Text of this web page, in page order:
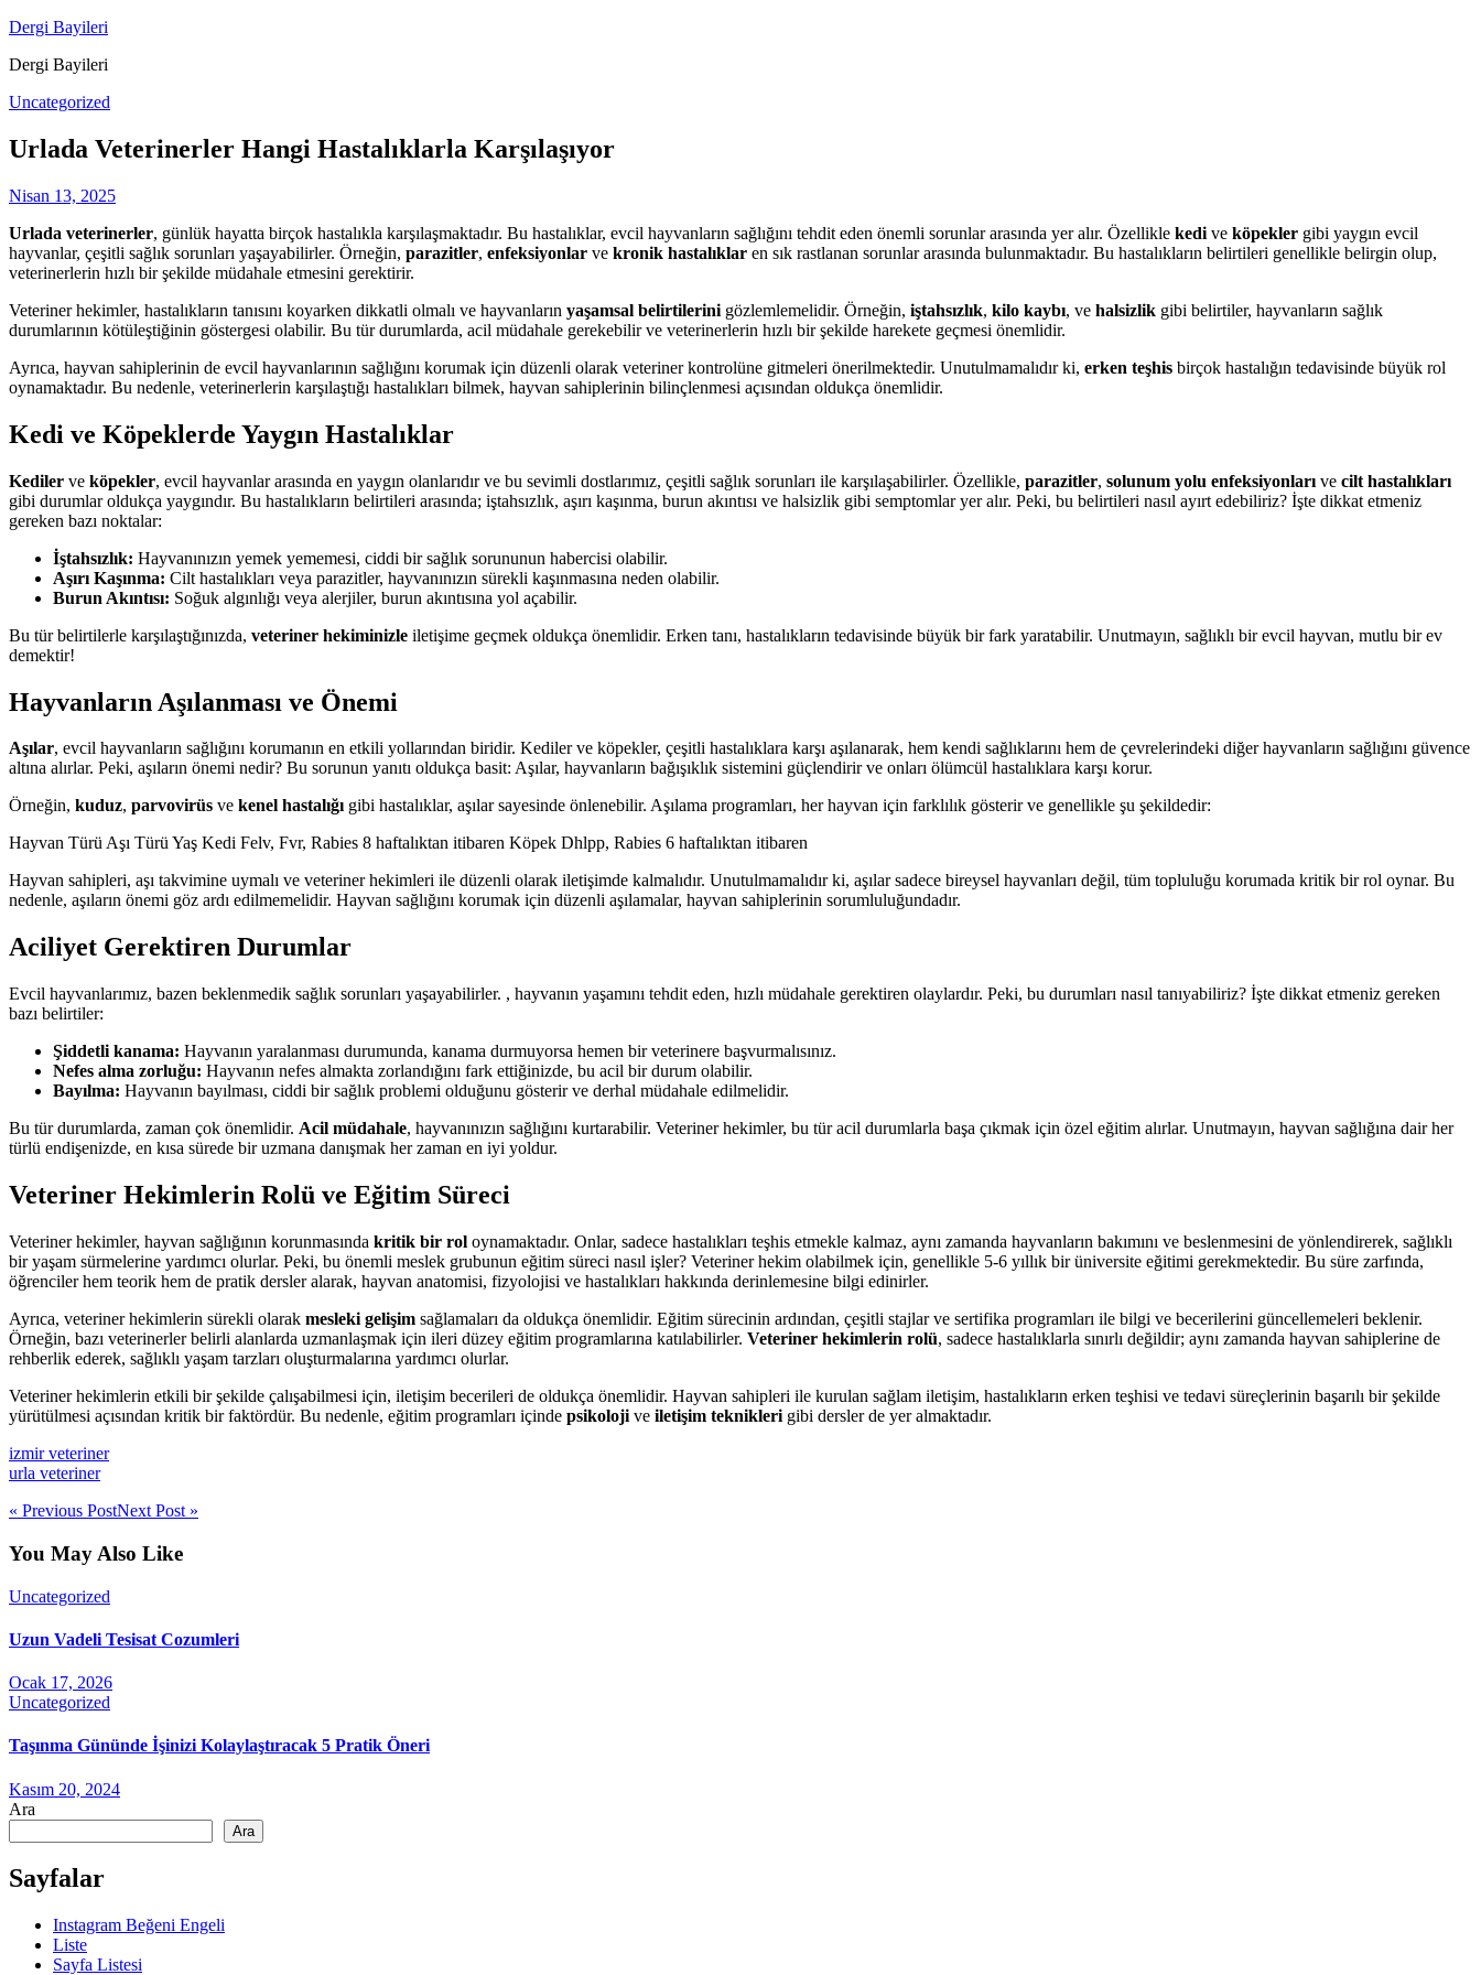
Skip
content
Dergi Bayileri
Dergi Bayileri
Uncategorized
Urlada Veterinerler Hangi Hastalıklarla Karşılaşıyor
Nisan 13, 2025
Urlada veterinerler, günlük hayatta birçok hastalıkla karşılaşmaktadır. Bu hastalıklar, evcil hayvanların sağlığını tehdit eden önemli sorunlar arasında yer alır. Özellikle kedi ve köpekler gibi yaygın evcil
hayvanlar, çeşitli sağlık sorunları yaşayabilirler. Örneğin, parazitler, enfeksiyonlar ve kronik hastalıklar en sık rastlanan sorunlar arasında bulunmaktadır. Bu hastalıkların belirtileri genellikle belirgin olup,
veterinerlerin hızlı bir şekilde müdahale etmesini gerektirir.
Veteriner hekimler, hastalıkların tanısını koyarken dikkatli olmalı ve hayvanların yaşamsal belirtilerini gözlemlemelidir. Örneğin, iştahsızlık, kilo kaybı, ve halsizlik gibi belirtiler, hayvanların sağlık
durumlarının kötüleştiğinin göstergesi olabilir. Bu tür durumlarda, acil müdahale gerekebilir ve veterinerlerin hızlı bir şekilde harekete geçmesi önemlidir.
Ayrıca, hayvan sahiplerinin de evcil hayvanlarının sağlığını korumak için düzenli olarak veteriner kontrolüne gitmeleri önerilmektedir. Unutulmamalıdır ki, erken teşhis birçok hastalığın tedavisinde büyük rol
oynamaktadır. Bu nedenle, veterinerlerin karşılaştığı hastalıkları bilmek, hayvan sahiplerinin bilinçlenmesi açısından oldukça önemlidir.
Kedi ve Köpeklerde Yaygın Hastalıklar
Kediler ve köpekler, evcil hayvanlar arasında en yaygın olanlarıdır ve bu sevimli dostlarımız, çeşitli sağlık sorunları ile karşılaşabilirler. Özellikle, parazitler, solunum yolu enfeksiyonları ve cilt hastalıkları
gibi durumlar oldukça yaygındır. Bu hastalıkların belirtileri arasında; iştahsızlık, aşırı kaşınma, burun akıntısı ve halsizlik gibi semptomlar yer alır. Peki, bu belirtileri nasıl ayırt edebiliriz? İşte dikkat etmeniz
gereken bazı noktalar:
İştahsızlık: Hayvanınızın yemek yememesi, ciddi bir sağlık sorununun habercisi olabilir.
Aşırı Kaşınma: Cilt hastalıkları veya parazitler, hayvanınızın sürekli kaşınmasına neden olabilir.
Burun Akıntısı: Soğuk algınlığı veya alerjiler, burun akıntısına yol açabilir.
Bu tür belirtilerle karşılaştığınızda, veteriner hekiminizle iletişime geçmek oldukça önemlidir. Erken tanı, hastalıkların tedavisinde büyük bir fark yaratabilir. Unutmayın, sağlıklı bir evcil hayvan, mutlu bir ev
demektir!
Hayvanların Aşılanması ve Önemi
Aşılar, evcil hayvanların sağlığını korumanın en etkili yollarından biridir. Kediler ve köpekler, çeşitli hastalıklara karşı aşılanarak, hem kendi sağlıklarını hem de çevrelerindeki diğer hayvanların sağlığını güvence
altına alırlar. Peki, aşıların önemi nedir? Bu sorunun yanıtı oldukça basit: Aşılar, hayvanların bağışıklık sistemini güçlendirir ve onları ölümcül hastalıklara karşı korur.
Örneğin, kuduz, parvovirüs ve kenel hastalığıgibi hastalıklar, aşılar sayesinde önlenebilir. Aşılama programları, her hayvan için farklılık gösterir ve genellikle şu şekildedir:
Hayvan Türü Aşı Türü Yaş Kedi Felv, Fvr, Rabies 8 haftalıktan itibaren Köpek Dhlpp, Rabies 6 haftalıktan itibaren
Hayvan sahipleri, aşı takvimine uymalı ve veteriner hekimleri ile düzenli olarak iletişimde kalmalıdır. Unutulmamalıdır ki, aşılar sadece bireysel hayvanları değil, tüm topluluğu korumada kritik bir rol oynar. Bu
nedenle, aşıların önemi göz ardı edilmemelidir. Hayvan sağlığını korumak için düzenli aşılamalar, hayvan sahiplerinin sorumluluğundadır.
Aciliyet Gerektiren Durumlar
Evcil hayvanlarımız, bazen beklenmedik sağlık sorunları yaşayabilirler. , hayvanın yaşamını tehdit eden, hızlı müdahale gerektiren olaylardır. Peki, bu durumları nasıl tanıyabiliriz? İşte dikkat etmeniz gereken
bazı belirtiler:
Şiddetli kanama: Hayvanın yaralanması durumunda, kanama durmuyorsa hemen bir veterinere başvurmalısınız.
Nefes alma zorluğu: Hayvanın nefes almakta zorlandığını fark ettiğinizde, bu acil bir durum olabilir.
Bayılma: Hayvanın bayılması, ciddi bir sağlık problemi olduğunu gösterir ve derhal müdahale edilmelidir.
Bu tür durumlarda, zaman çok önemlidir. Acil müdahale, hayvanınızın sağlığını kurtarabilir. Veteriner hekimler, bu tür acil durumlarla başa çıkmak için özel eğitim alırlar. Unutmayın, hayvan sağlığına dair her
türlü endişenizde, en kısa sürede bir uzmana danışmak her zaman en iyi yoldur.
Veteriner Hekimlerin Rolü ve Eğitim Süreci
Veteriner hekimler, hayvan sağlığının korunmasında kritik bir rol oynamaktadır. Onlar, sadece hastalıkları teşhis etmekle kalmaz, aynı zamanda hayvanların bakımını ve beslenmesini de yönlendirerek, sağlıklı
bir yaşam sürmelerine yardımcı olurlar. Peki, bu önemli meslek grubunun eğitim süreci nasıl işler? Veteriner hekim olabilmek için, genellikle 5-6 yıllık bir üniversite eğitimi gerekmektedir. Bu süre zarfında,
öğrenciler hem teorik hem de pratik dersler alarak, hayvan anatomisi, fizyolojisi ve hastalıkları hakkında derinlemesine bilgi edinirler.
Ayrıca, veteriner hekimlerin sürekli olarak mesleki gelişim sağlamaları da oldukça önemlidir. Eğitim sürecinin ardından, çeşitli stajlar ve sertifika programları ile bilgi ve becerilerini güncellemeleri beklenir.
Örneğin, bazı veterinerler belirli alanlarda uzmanlaşmak için ileri düzey eğitim programlarına katılabilirler. Veteriner hekimlerin rolü, sadece hastalıklarla sınırlı değildir; aynı zamanda hayvan sahiplerine de
rehberlik ederek, sağlıklı yaşam tarzları oluşturmalarına yardımcı olurlar.
Veteriner hekimlerin etkili bir şekilde çalışabilmesi için, iletişim becerileri de oldukça önemlidir. Hayvan sahipleri ile kurulan sağlam iletişim, hastalıkların erken teşhisi ve tedavi süreçlerinin başarılı bir şekilde
yürütülmesi açısından kritik bir faktördür. Bu nedenle, eğitim programları içinde psikoloji ve iletişim teknikleri gibi dersler de yer almaktadır.
izmir veteriner
urla veteriner
« Previous PostNext Post »
You May Also Like
Uncategorized
Uzun Vadeli Tesisat Cozumleri
Ocak 17, 2026
Uncategorized
Taşınma Gününde İşinizi Kolaylaştıracak 5 Pratik Öneri
Kasım 20, 2024
Ara
Ara
Sayfalar
Instagram Beğeni Engeli
Liste
Sayfa Listesi